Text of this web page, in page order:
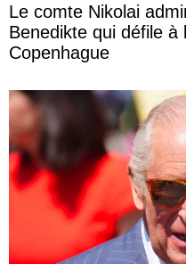
Le comte Nikolai
Benedikte qui défile à
Copenhague